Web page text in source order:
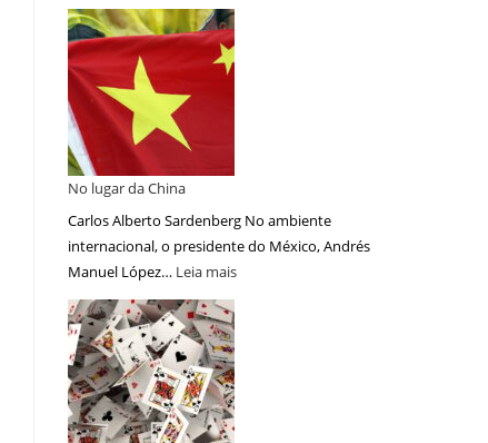
No lugar da China
Carlos Alberto Sardenberg No ambiente
internacional, o presidente do México, Andrés
Manuel López… Leia mais